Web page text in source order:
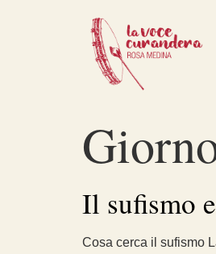
Il sufismo
Cosa cerca il sufismo